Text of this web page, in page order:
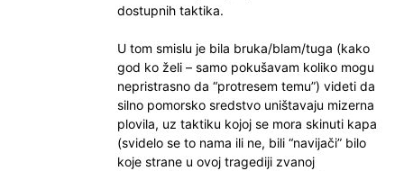
dostupnih taktika.
U tom smislu je bila bruka/blam/tuga (kako
god ko želi – samo pokušavam koliko mogu
nepristrasno da “protresem temu”) videti da
silno pomorsko sredstvo uništavaju mizerna
plovila, uz taktiku kojoj se mora skinuti kapa
(svidelo se to nama ili ne, bili “navijači” bilo
koje strane u ovoj tragediji zvanoj